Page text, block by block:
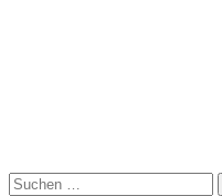
Suchen